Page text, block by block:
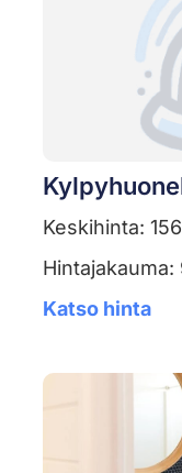
Keskihinta:
Katso hinta